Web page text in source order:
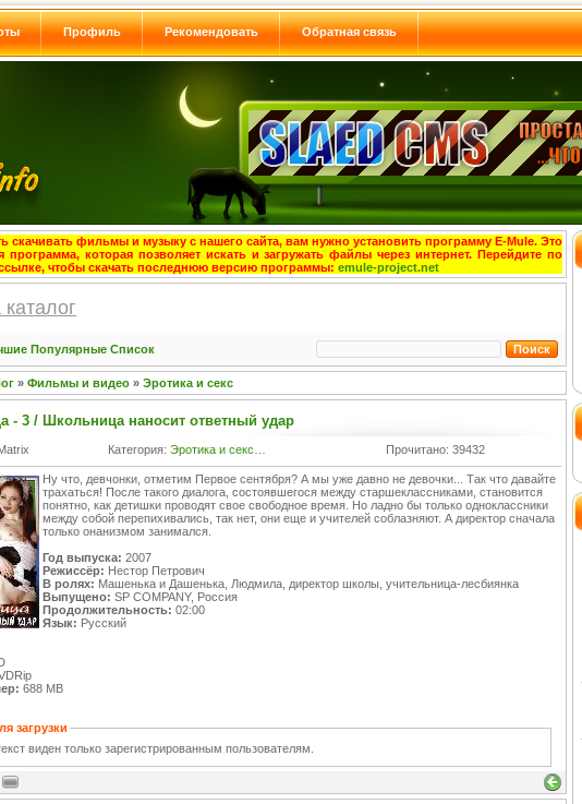
Профиль Рекомендовать Обратная связь
скачивать фильмы и музыку с нашего сайта, вам нужно установить программу E-Mule. Это
программа, которая позволяет искать и загружать файлы через интернет. Перейдите по
чтобы скачать последнюю версию программы: emule-project.net
Популярные Список
» Фильмы и видео » Эротика и секс
- 3 / Школьница наносит ответный удар
Категория: Эротика и секс… Прочитано: 39432
Ну что, девчонки, отметим Первое сентября? А мы уже давно не девочки... Так что давайте
трахаться! После такого диалога, состоявшегося между старшеклассниками, становится
понятно, как детишки проводят свое свободное время. Но ладно бы только одноклассники
между собой перепихивались, так нет, они еще и учителей соблазняют. А директор сначала
только онанизмом занимался.
Год выпуска: 2007
Режиссёр: Нестор Петрович
В ролях: Машенька и Дашенька, Людмила, директор школы, учительница-лесбиянка
Выпущено: SP COMPANY, Россия
Продолжительность: 02:00
Язык: Русский
688 MB
загрузки
виден только зарегистрированным пользователям.